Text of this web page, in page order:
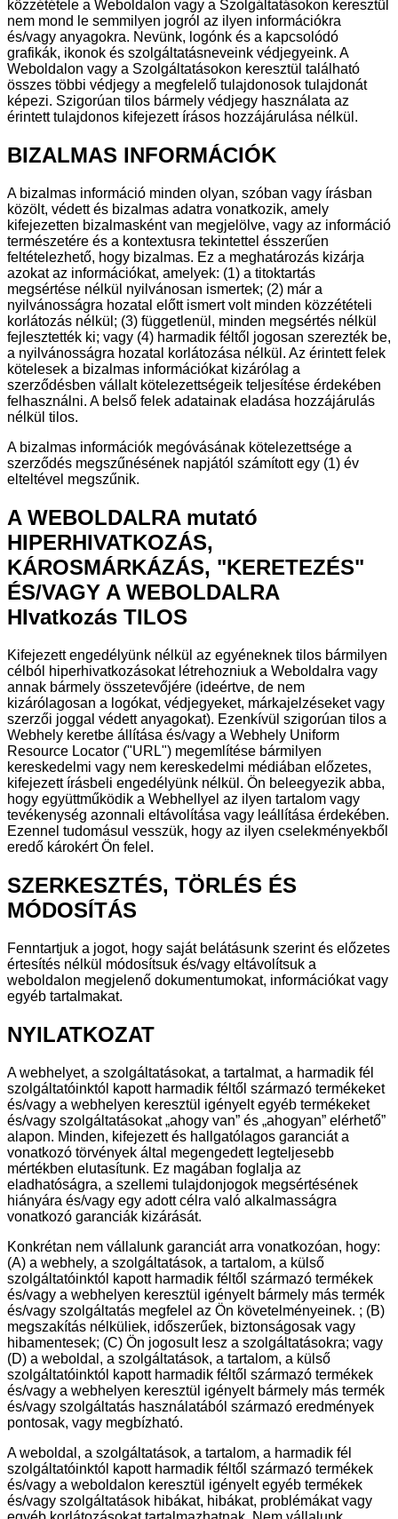
közzététele a Weboldalon vagy a Szolgáltatásokon keresztül
nem mond le semmilyen jogról az ilyen információkra
és/vagy anyagokra. Nevünk, logónk és a kapcsolódó
grafikák, ikonok és szolgáltatásneveink védjegyeink. A
Weboldalon vagy a Szolgáltatásokon keresztül található
összes többi védjegy a megfelelő tulajdonosok tulajdonát
képezi. Szigorúan tilos bármely védjegy használata az
érintett tulajdonos kifejezett írásos hozzájárulása nélkül.
BIZALMAS INFORMÁCIÓK
A bizalmas információ minden olyan, szóban vagy írásban
közölt, védett és bizalmas adatra vonatkozik, amely
kifejezetten bizalmasként van megjelölve, vagy az információ
természetére és a kontextusra tekintettel ésszerűen
feltételezhető, hogy bizalmas. Ez a meghatározás kizárja
azokat az információkat, amelyek: (1) a titoktartás
megsértése nélkül nyilvánosan ismertek; (2) már a
nyilvánosságra hozatal előtt ismert volt minden közzétételi
korlátozás nélkül; (3) függetlenül, minden megsértés nélkül
fejlesztették ki; vagy (4) harmadik féltől jogosan szerezték be,
a nyilvánosságra hozatal korlátozása nélkül. Az érintett felek
kötelesek a bizalmas információkat kizárólag a
szerződésben vállalt kötelezettségeik teljesítése érdekében
felhasználni. A belső felek adatainak eladása hozzájárulás
nélkül tilos.
A bizalmas információk megóvásának kötelezettsége a
szerződés megszűnésének napjától számított egy (1) év
elteltével megszűnik.
A WEBOLDALRA mutató
HIPERHIVATKOZÁS,
KÁROSMÁRKÁZÁS, "KERETEZÉS"
ÉS/VAGY A WEBOLDALRA
HIvatkozás TILOS
Kifejezett engedélyünk nélkül az egyéneknek tilos bármilyen
célból hiperhivatkozásokat létrehozniuk a Weboldalra vagy
annak bármely összetevőjére (ideértve, de nem
kizárólagosan a logókat, védjegyeket, márkajelzéseket vagy
szerzői joggal védett anyagokat). Ezenkívül szigorúan tilos a
Webhely keretbe állítása és/vagy a Webhely Uniform
Resource Locator ("URL") megemlítése bármilyen
kereskedelmi vagy nem kereskedelmi médiában előzetes,
kifejezett írásbeli engedélyünk nélkül. Ön beleegyezik abba,
hogy együttműködik a Webhellyel az ilyen tartalom vagy
tevékenység azonnali eltávolítása vagy leállítása érdekében.
Ezennel tudomásul vesszük, hogy az ilyen cselekményekből
eredő károkért Ön felel.
SZERKESZTÉS, TÖRLÉS ÉS
MÓDOSÍTÁS
Fenntartjuk a jogot, hogy saját belátásunk szerint és előzetes
értesítés nélkül módosítsuk és/vagy eltávolítsuk a
weboldalon megjelenő dokumentumokat, információkat vagy
egyéb tartalmakat.
NYILATKOZAT
A webhelyet, a szolgáltatásokat, a tartalmat, a harmadik fél
szolgáltatóinktól kapott harmadik féltől származó termékeket
és/vagy a webhelyen keresztül igényelt egyéb termékeket
és/vagy szolgáltatásokat „ahogy van” és „ahogyan” elérhető”
alapon. Minden, kifejezett és hallgatólagos garanciát a
vonatkozó törvények által megengedett legteljesebb
mértékben elutasítunk. Ez magában foglalja az
eladhatóságra, a szellemi tulajdonjogok megsértésének
hiányára és/vagy egy adott célra való alkalmasságra
vonatkozó garanciák kizárását.
Konkrétan nem vállalunk garanciát arra vonatkozóan, hogy:
(A) a webhely, a szolgáltatások, a tartalom, a külső
szolgáltatóinktól kapott harmadik féltől származó termékek
és/vagy a webhelyen keresztül igényelt bármely más termék
és/vagy szolgáltatás megfelel az Ön követelményeinek. ; (B)
megszakítás nélküliek, időszerűek, biztonságosak vagy
hibamentesek; (C) Ön jogosult lesz a szolgáltatásokra; vagy
(D) a weboldal, a szolgáltatások, a tartalom, a külső
szolgáltatóinktól kapott harmadik féltől származó termékek
és/vagy a webhelyen keresztül igényelt bármely más termék
és/vagy szolgáltatás használatából származó eredmények
pontosak, vagy megbízható.
A weboldal, a szolgáltatások, a tartalom, a harmadik fél
szolgáltatóinktól kapott harmadik féltől származó termékek
és/vagy a weboldalon keresztül igényelt egyéb termékek
és/vagy szolgáltatások hibákat, hibákat, problémákat vagy